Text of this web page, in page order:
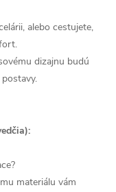
alebo cestujete,
dizajnu budú
materiálu vám